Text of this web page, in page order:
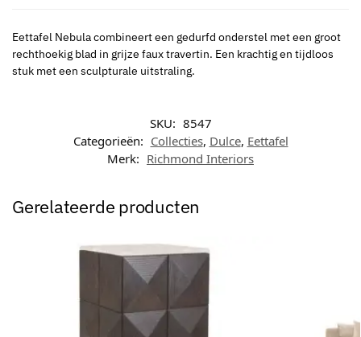
Eettafel Nebula combineert een gedurfd onderstel met een groot
rechthoekig blad in grijze faux travertin. Een krachtig en tijdloos
stuk met een sculpturale uitstraling.
SKU: 8547
Categorieën: Collecties, Dulce, Eettafel
Merk: Richmond Interiors
Gerelateerde producten